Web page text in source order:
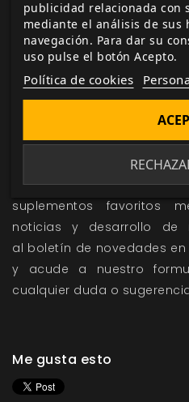
HAZTE CON
Sigue de cerca todas las
Trampas Traicionerasy
suplementos favoritos
noticias y desarrollo de
al boletín de novedades
y acude a nuestro
cualquier duda o
Me gusta esto
publicidad relacionada con
mediante el análisis de sus
navegación. Para dar su
uso pulse el botón Acepto.
Política de cookies